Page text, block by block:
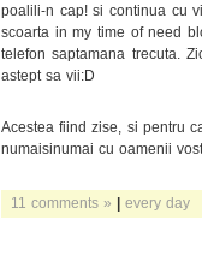
poalili-n cap! si continua cu
scoarta in my time of need
telefon saptamana trecuta.
astept sa vii:D
Acestea fiind zise, si pentru
numaisinumai cu oamenii
11 comments » | every day